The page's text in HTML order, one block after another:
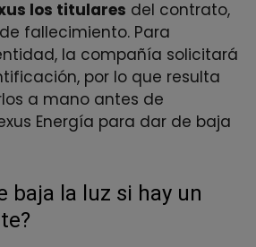
los titulares del contrato,
fallecimiento. Para
la compañía solicitará
por lo que resulta
a mano antes de
Energía para dar de baja
baja la luz si hay un